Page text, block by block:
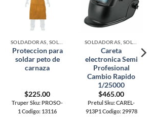
Proteccion para
soldar peto de
carnaza
$225.00
Truper Sku: PROSO-
1 Codigo: 13116
Careta
electronica Semi
Profesional
Cambio Rapido
1/25000
$465.00
Pretul Sku: CAREL-
913P1 Codigo: 29978